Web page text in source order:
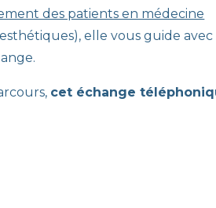
des patients en médecine
elle vous guide avec
cet échange